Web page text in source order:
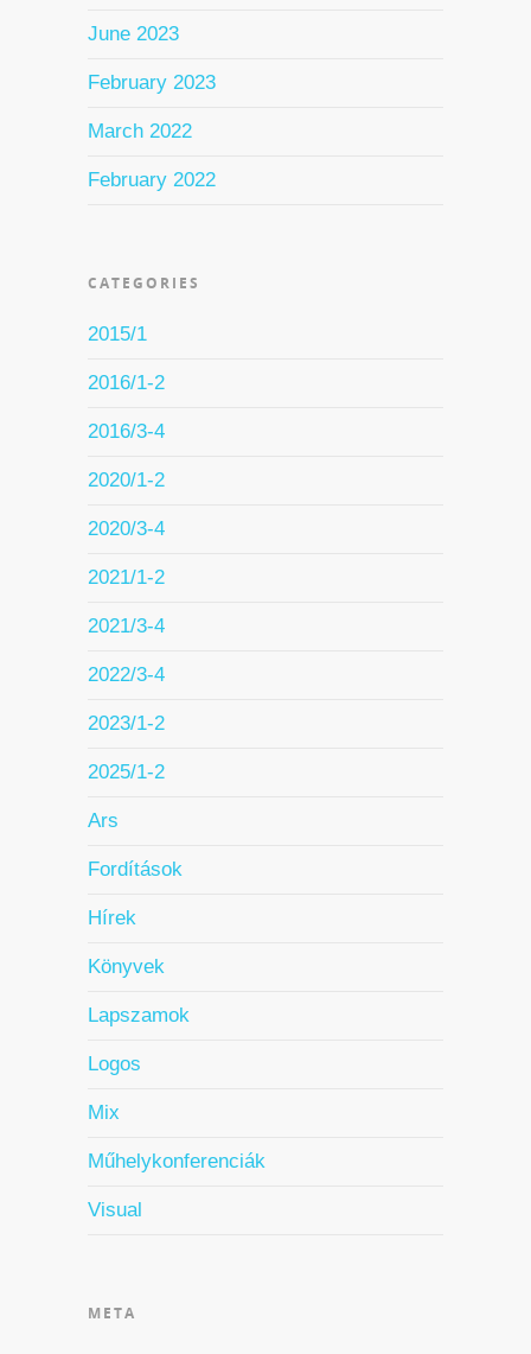
June 2023
February 2023
March 2022
February 2022
CATEGORIES
2015/1
2016/1-2
2016/3-4
2020/1-2
2020/3-4
2021/1-2
2021/3-4
2022/3-4
2023/1-2
2025/1-2
Ars
Fordítások
Hírek
Könyvek
Lapszamok
Logos
Mix
Műhelykonferenciák
Visual
META